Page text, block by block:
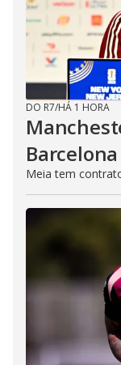
DO R7/HÁ 1 HORA
Meia tem